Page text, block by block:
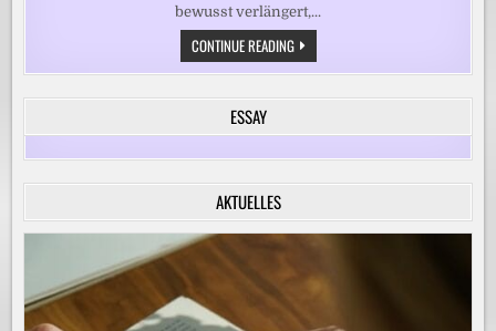
bewusst verlängert,...
CONTINUE READINGATEM
ALS
SCHLÜSSEL:
TECHNIKEN
KÖRPER,
UND
RUHE
ESSAY
AKTUELLES